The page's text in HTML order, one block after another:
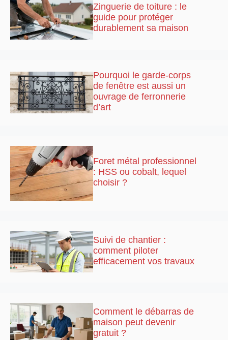
Zinguerie de toiture : le
guide pour protéger
durablement sa maison
Pourquoi le garde-corps
de fenêtre est aussi un
ouvrage de ferronnerie
d’art
Foret métal professionnel
: HSS ou cobalt, lequel
choisir ?
Suivi de chantier :
comment piloter
efficacement vos travaux
Comment le débarras de
maison peut devenir
gratuit ?